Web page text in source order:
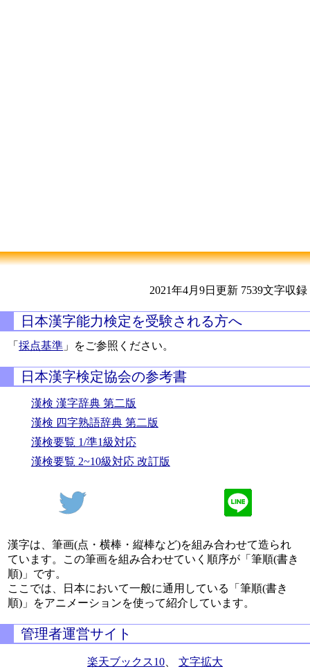
2021年4月9日更新 7539文字収録
日本漢字能力検定を受験される方へ
「採点基準 」をご参照ください。
日本漢字検定協会の参考書
漢検 漢字辞典 第二版
漢検 四字熟語辞典 第二版
漢検要覧 1/準1級対応
漢検要覧 2~10級対応 改訂版
漢字は、筆画(点・横棒・縦棒など)を組み合わせて造られ
ています。この筆画を組み合わせていく順序が「筆順(書き
順)」です。
ここでは、日本において一般に通用している「筆順(書き
順)」をアニメーションを使って紹介しています。
管理者運営サイト
楽天ブックス10 文字拡大